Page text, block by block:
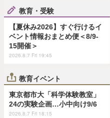
教育・受験
【夏休み2026】すぐ行けるイ
ベント情報おまとめ便＜8/9-
15開催＞
2026.8.7 Fri 19:45
教育イベント
東京都市大「科学体験教室」
24の実験企画…小中向け9/6
2026.8.7 Fri 18:15